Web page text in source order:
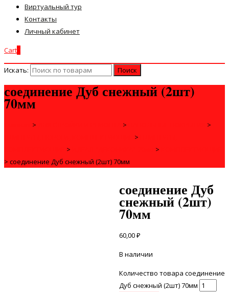
Виртуальный тур
Контакты
Личный кабинет
Cart
Искать:
соединение Дуб снежный (2шт)
70мм
> >
>
>
> >
> соединение Дуб снежный (2шт) 70мм
соединение Дуб
снежный (2шт)
70мм
60,00₽
В наличии
Количество товара соединение
Дуб снежный (2шт) 70мм